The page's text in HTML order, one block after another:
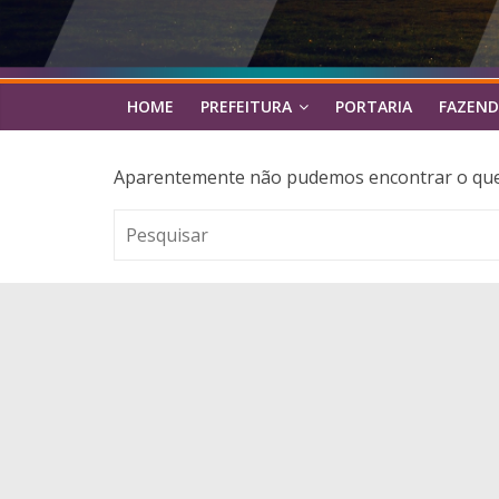
HOME PREFEITURA PORTARIA
Aparentemente não pudemos encontrar o